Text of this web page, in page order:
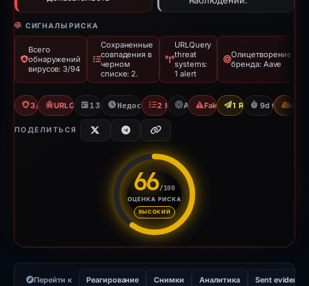
СИГНАЛЫ РИСКА
Всего
обнаружений
вирусов: 3/94
Сохраненные
совпадения в
черном
списке: 2.
URLQuery
threat
systems:
1 alert
Олицетворение
бренда: Aave
3/94 VTURLQuery: 1 threat alerts
13.04.2026Недоступно с 23.04.2026
2 Blocklists
Aave Fake Exchange
1 Report Sent
9d to CDN
ПОДЕЛИТЬСЯ
66/100
ОЦЕНКА РИСКА
ВЫСОКИЙ
Оценка риска: 66 из 100.
Перейти к Реагирование Снимки Аналитика Sent evidence